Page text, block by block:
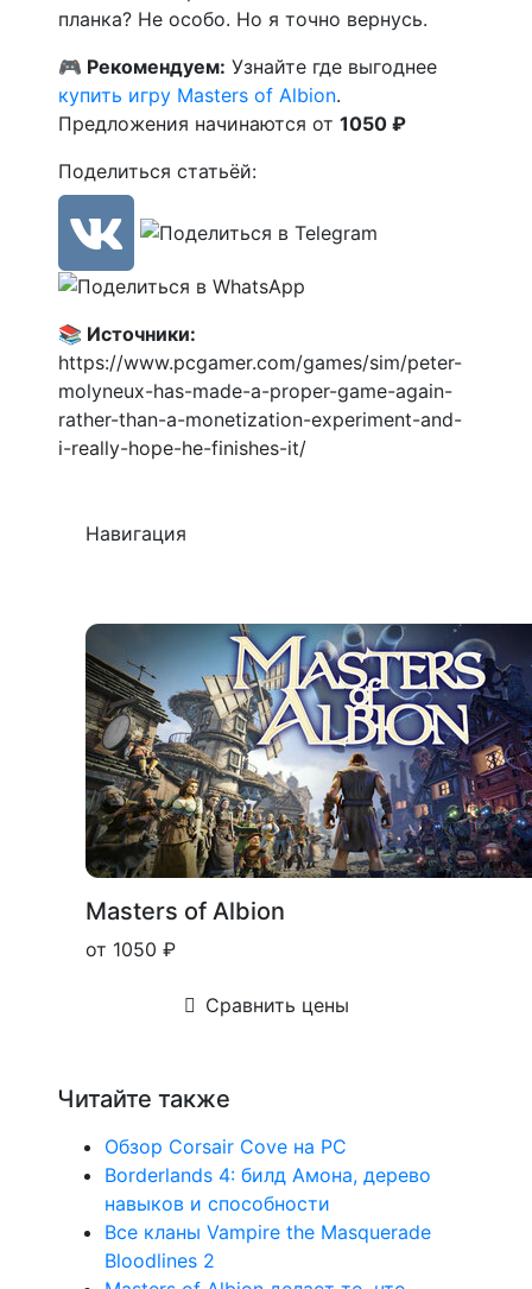
планка? Не особо. Но я точно вернусь.
🎮 Рекомендуем: Узнайте где выгоднее
купить игру Masters of Albion.
Предложения начинаются от 1050 ₽
Поделиться статьёй:
📚 Источники:
https://www.pcgamer.com/games/sim/peter-
molyneux-has-made-a-proper-game-again-
rather-than-a-monetization-experiment-and-
i-really-hope-he-finishes-it/
Навигация
Masters of Albion
от 1050 ₽
Сравнить цены
Читайте также
Обзор Corsair Cove на PC
Borderlands 4: билд Амона, дерево
навыков и способности
Все кланы Vampire the Masquerade
Bloodlines 2